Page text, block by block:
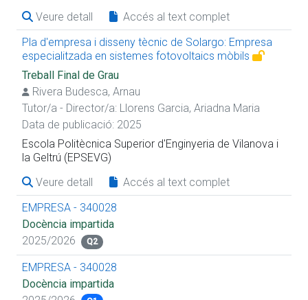
Veure detall
Accés al text complet
Pla d'empresa i disseny tècnic de Solargo: Empresa
especialitzada en sistemes fotovoltaics mòbils
Treball Final de Grau
Rivera Budesca, Arnau
Tutor/a - Director/a: Llorens Garcia, Ariadna Maria
Data de publicació: 2025
Escola Politècnica Superior d'Enginyeria de Vilanova i
la Geltrú (EPSEVG)
Veure detall
Accés al text complet
EMPRESA - 340028
Docència impartida
2025/2026
Q2
EMPRESA - 340028
Docència impartida